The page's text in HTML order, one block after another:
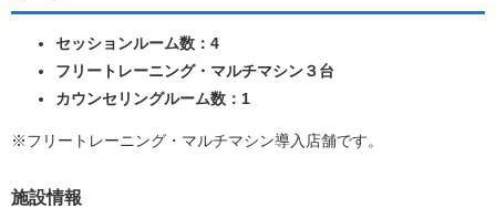
セッションルーム数：4
フリートレーニング・マルチマシン３台
カウンセリングルーム数：1
※フリートレーニング・マルチマシン導入店舗です。
施設情報